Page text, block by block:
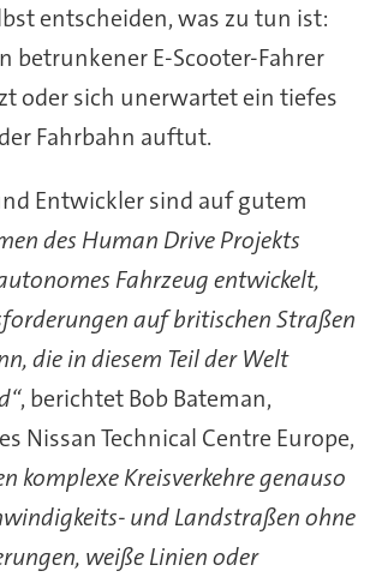
entscheiden, was zu tun ist:
betrunkener E-Scooter-Fahrer
oder sich unerwartet ein tiefes
Fahrbahn auftut.
Entwickler sind auf gutem
des Human Drive Projekts
Fahrzeug entwickelt,
auf britischen Straßen
die in diesem Teil der Welt
, berichtet Bob Bateman,
Nissan Technical Centre Europe,
komplexe Kreisverkehre genauso
und Landstraßen ohne
weiße Linien oder